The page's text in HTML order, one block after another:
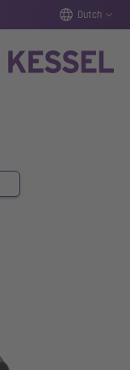
Dutch